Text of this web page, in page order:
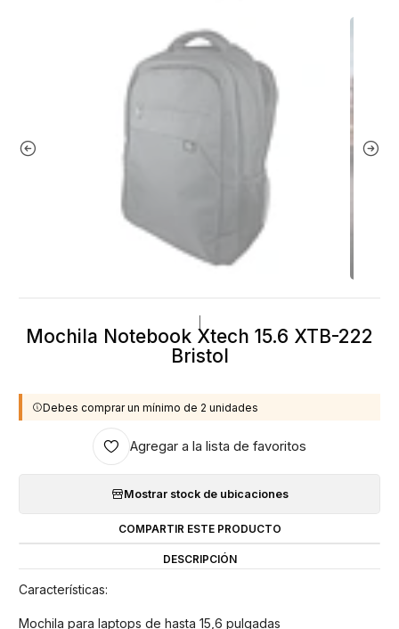
Mochila Notebook Xtech 15.6 XTB-222
Bristol
Debes comprar un mínimo de 2 unidades
Agregar a la lista de favoritos
Mostrar stock de ubicaciones
COMPARTIR ESTE PRODUCTO
DESCRIPCIÓN
Características:
Mochila para laptops de hasta 15,6 pulgadas